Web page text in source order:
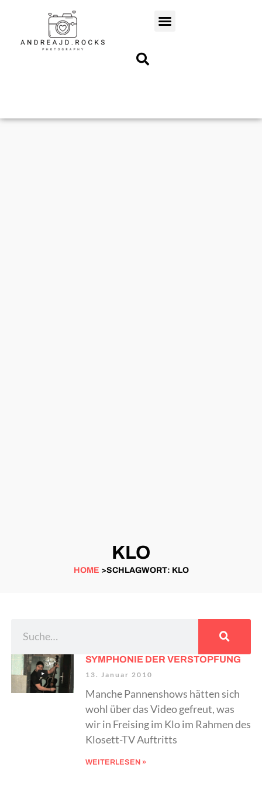
KLO
HOME >SCHLAGWORT: KLO
SYMPHONIE DER VERSTOPFUNG
13. Januar 2010
Manche Pannenshows hätten sich
wohl über das Video gefreut, was
wir in Freising im Klo im Rahmen des
Klosett-TV Auftritts
WEITERLESEN »